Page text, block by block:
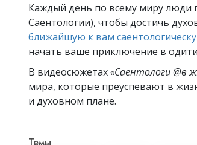
Каждый день по всему миру люди
Саентологии), чтобы достичь
ближайшую к вам
начать ваше приключение в
В видеосюжетах«Саентологи @в
мира, которые преуспевают в
и духовном плане.
Темы